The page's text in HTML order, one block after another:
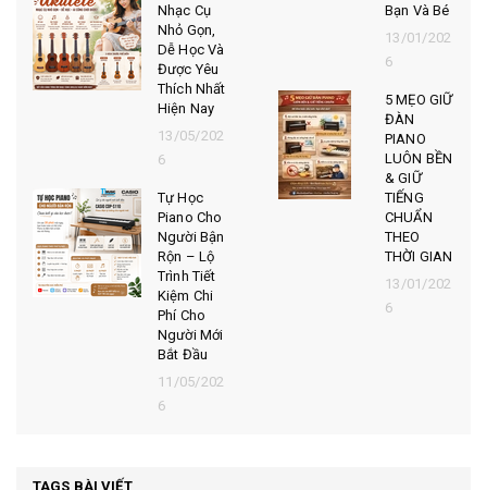
Nhạc Cụ
Nhỏ Gọn,
Dễ Học Và
Được Yêu
Thích Nhất
Hiện Nay
13/05/202
6
Tự Học
Piano Cho
Người Bận
Rộn – Lộ
Trình Tiết
Kiệm Chi
Phí Cho
Người Mới
Bắt Đầu
11/05/202
6
Bạn Và Bé
13/01/202
6
5 MẸO GIỮ
ĐÀN
PIANO
LUÔN BỀN
& GIỮ
TIẾNG
CHUẨN
THEO
THỜI GIAN
13/01/202
6
TAGS BÀI VIẾT